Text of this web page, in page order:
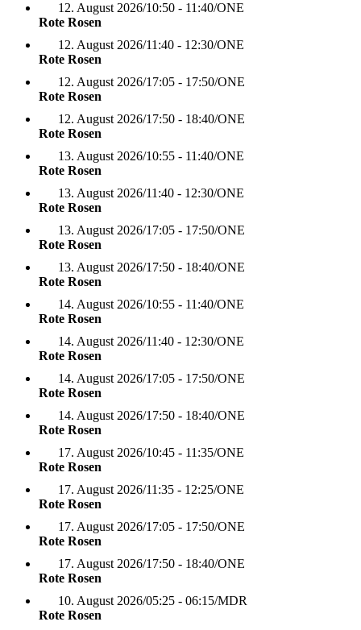
12. August 2026/10:50 - 11:40/ONE
Rote Rosen
12. August 2026/11:40 - 12:30/ONE
Rote Rosen
12. August 2026/17:05 - 17:50/ONE
Rote Rosen
12. August 2026/17:50 - 18:40/ONE
Rote Rosen
13. August 2026/10:55 - 11:40/ONE
Rote Rosen
13. August 2026/11:40 - 12:30/ONE
Rote Rosen
13. August 2026/17:05 - 17:50/ONE
Rote Rosen
13. August 2026/17:50 - 18:40/ONE
Rote Rosen
14. August 2026/10:55 - 11:40/ONE
Rote Rosen
14. August 2026/11:40 - 12:30/ONE
Rote Rosen
14. August 2026/17:05 - 17:50/ONE
Rote Rosen
14. August 2026/17:50 - 18:40/ONE
Rote Rosen
17. August 2026/10:45 - 11:35/ONE
Rote Rosen
17. August 2026/11:35 - 12:25/ONE
Rote Rosen
17. August 2026/17:05 - 17:50/ONE
Rote Rosen
17. August 2026/17:50 - 18:40/ONE
Rote Rosen
10. August 2026/05:25 - 06:15/MDR
Rote Rosen